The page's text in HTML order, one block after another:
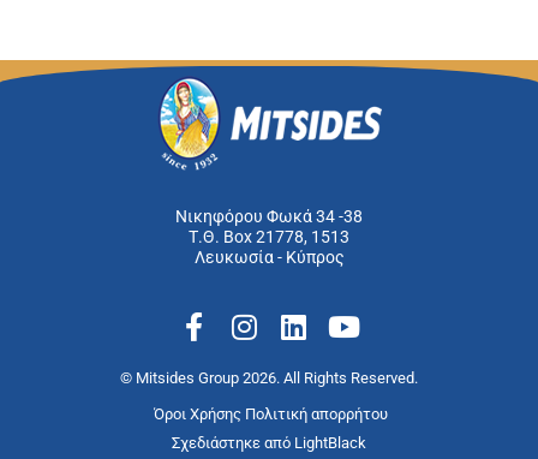
Νικηφόρου Φωκά 34 -38
Τ.Θ. Box 21778, 1513
Λευκωσία - Κύπρος
F
a
c
e
b
I
n
s
t
a
L
i
n
k
e
Y
o
u
t
u
© Mitsides Group 2026. All Rights Reserved.
Όροι Χρήσης Πολιτική απορρήτου
Σχεδιάστηκε από LightBlack